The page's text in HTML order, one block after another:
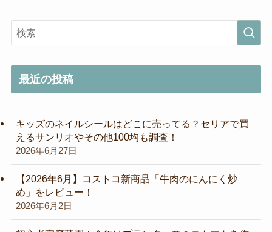
最近の投稿
キッズのネイルシールはどこに売ってる？セリアで買
えるサンリオやその他100均も調査！
2026年6月27日
【2026年6月】コストコ新商品「牛肉のにんにく炒
め」をレビュー！
2026年6月2日